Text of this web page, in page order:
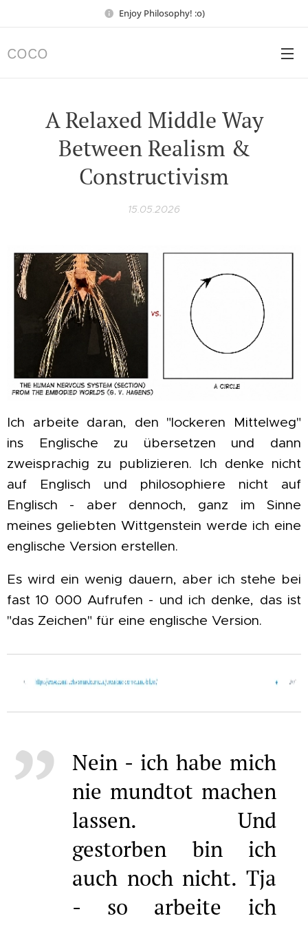
Enjoy Philosophy! :o)
COCO
A Relaxed Middle Way
Between Realism &
Constructivism
15.05.2026
Ich arbeite daran, den "lockeren Mittelweg"
ins Englische zu übersetzen und dann
zweisprachig zu publizieren. Ich denke nicht
auf Englisch und philosophiere nicht auf
Englisch - aber dennoch, ganz im Sinne
meines geliebten Wittgenstein werde ich eine
englische Version erstellen.
Es wird ein wenig dauern, aber ich stehe bei
fast 10 000 Aufrufen - und ich denke, das ist
"das Zeichen" für eine englische Version.
Nein - ich habe mich
nie mundtot machen
lassen. Und
gestorben bin ich
auch noch nicht. Tja
- so arbeite ich